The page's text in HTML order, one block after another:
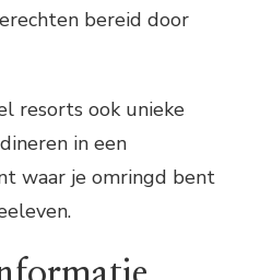
bereid door
resorts ook unieke
in een
waar je omringd bent